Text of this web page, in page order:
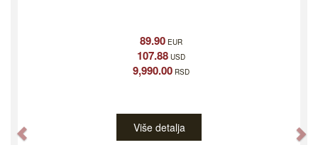
89.90EUR
107.88USD
9,990.00RSD
Više detalja